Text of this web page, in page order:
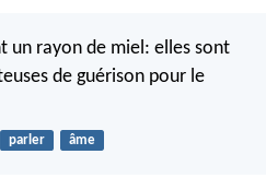
un rayon de miel: elles sont
de guérison pour le
parler âme